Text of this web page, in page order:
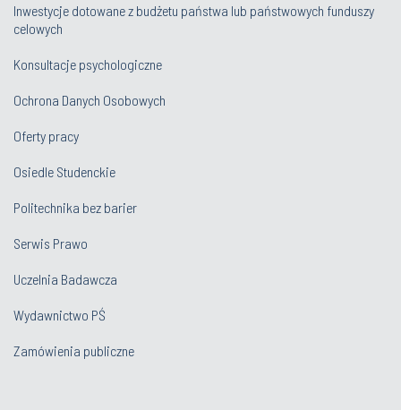
Inwestycje dotowane z budżetu państwa lub państwowych funduszy
celowych
Konsultacje psychologiczne
Ochrona Danych Osobowych
Oferty pracy
Osiedle Studenckie
Politechnika bez barier
Serwis Prawo
Uczelnia Badawcza
Wydawnictwo PŚ
Zamówienia publiczne